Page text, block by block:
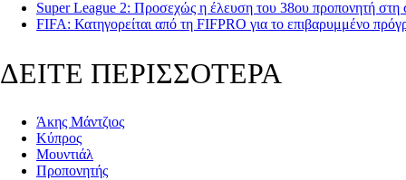
Super League 2: Προσεχώς η έλευση του 38ου προπονητή στη
FIFA: Κατηγορείται από τη FIFPRO για το επιβαρυμμένο
ΔΕΙΤΕ ΠΕΡΙΣΣΟΤΕΡΑ
Άκης Μάντζιος
Κύπρος
Μουντιάλ
Προπονητής